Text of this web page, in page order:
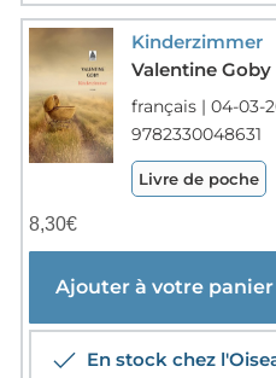
Kinderzimmer
Valentine Goby
français | 04-03-
9782330048631
Livre de poche
8,30€
Ajouter à votre panier
En stock chez